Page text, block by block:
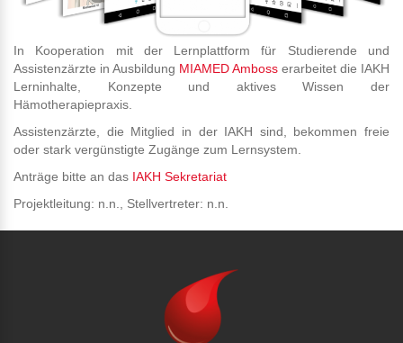
In Kooperation mit der Lernplattform für Studierende und
Assistenzärzte in Ausbildung MIAMED Amboss erarbeitet die IAKH
Lerninhalte, Konzepte und aktives Wissen der
Hämotherapiepraxis.
Assistenzärzte, die Mitglied in der IAKH sind, bekommen freie
oder stark vergünstigte Zugänge zum Lernsystem.
Anträge bitte an das IAKH Sekretariat
Projektleitung: n.n., Stellvertreter: n.n.